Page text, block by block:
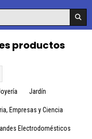
productos
Jardín
Empresas y Ciencia
Electrodomésticos